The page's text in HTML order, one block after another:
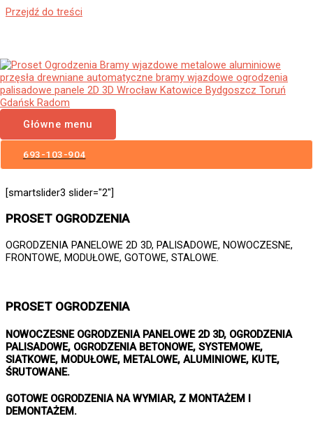
Przejdź do treści
Główne menu
693-103-904
Ogrodzenia Siechnice Bramy
Wjazdowe Furtki Płoty
Metalowe Aluminiowe
Nowoczesne Panelowe
Palisadowe Stalowe Frontowe
[smartslider3 slider="2"]
PROSET OGRODZENIA
OGRODZENIA PANELOWE 2D 3D, PALISADOWE, NOWOCZESNE,
FRONTOWE, MODUŁOWE, GOTOWE, STALOWE.
PROSET OGRODZENIA
NOWOCZESNE OGRODZENIA PANELOWE 2D 3D, OGRODZENIA
PALISADOWE, OGRODZENIA BETONOWE, SYSTEMOWE,
SIATKOWE, MODUŁOWE, METALOWE, ALUMINIOWE, KUTE,
ŚRUTOWANE.
GOTOWE OGRODZENIA NA WYMIAR, Z MONTAŻEM I
DEMONTAŻEM.